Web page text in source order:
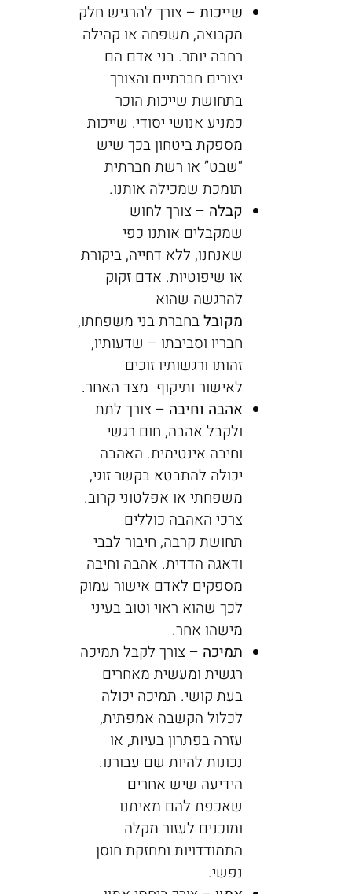
שייכות– צורך להרגיש חלק
מקבוצה, משפחה או קהילה
רחבה יותר. בני אדם הם
יצורים חברתיים והצורך
בתחושת שייכות הוכר
כמניע אנושי יסודי. שייכות
מספקת ביטחון בכך שיש
“שבט” או רשת חברתית
תומכת שמכילה אותנו.
קבלה– צורך לחוש
שמקבלים אותנו כפי
שאנחנו, ללא דחייה, ביקורת
או שיפוטיות. אדם זקוק
להרגשה שהוא
מקובלבחברת בני משפחתו,
חבריו וסביבתו – שדעותיו,
זהותו ורגשותיו זוכים
לאישור ותיקוף מצד האחר.
אהבה וחיבה– צורך לתת
ולקבל אהבה, חום רגשי
וחיבה אינטימית. האהבה
יכולה להתבטא בקשר זוגי,
משפחתי או אפלטוני קרוב.
צרכי האהבה כוללים
תחושת קרבה, חיבור לבבי
ודאגה הדדית. אהבה וחיבה
מספקים לאדם אישור עמוק
לכך שהוא ראוי וטוב בעיני
מישהו אחר.
תמיכה– צורך לקבל תמיכה
רגשית ומעשית מאחרים
בעת קושי. תמיכה יכולה
לכלול הקשבה אמפתית,
עזרה בפתרון בעיות, או
נכונות להיות שם עבורנו.
הידיעה שיש אחרים
שאכפת להם מאיתנו
ומוכנים לעזור מקלה
התמודדויות ומחזקת חוסן
נפשי.